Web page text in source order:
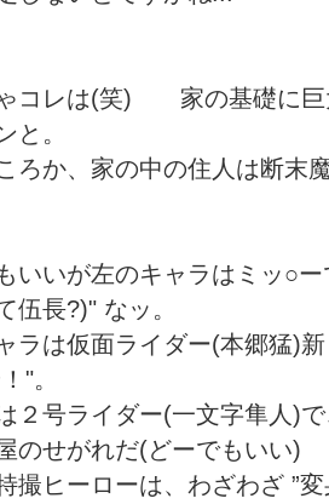
コレは(笑) 家の基礎に巨
と。
ろか、家の中の住人は断末
いいが左のキャラはミッ○
伍長?)" なッ。
ラは仮面ライダー(本郷猛)
"。
２号ライダー(一文字隼人)
のせがれだ(どーでもいい)
撮ヒーローは、わざわざ ”